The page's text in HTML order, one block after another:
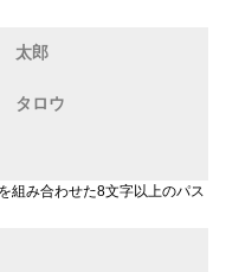
組み合わせた8文字以上のパス